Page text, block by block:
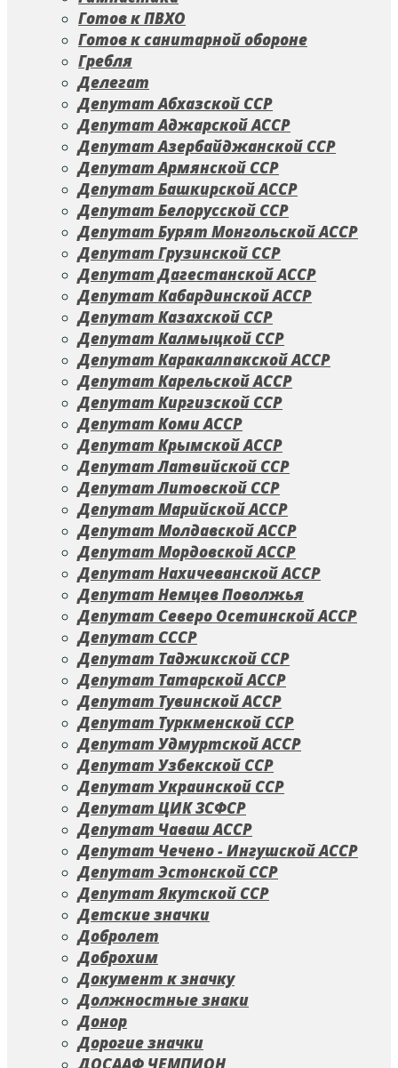
Готов к ПВХО
Готов к санитарной обороне
Гребля
Делегат
Депутат Абхазской ССР
Депутат Аджарской АССР
Депутат Азербайджанской ССР
Депутат Армянской ССР
Депутат Башкирской АССР
Депутат Белорусской ССР
Депутат Бурят Монгольской АССР
Депутат Грузинской ССР
Депутат Дагестанской АССР
Депутат Кабардинской АССР
Депутат Казахской ССР
Депутат Калмыцкой ССР
Депутат Каракалпакской АССР
Депутат Карельской АССР
Депутат Киргизской ССР
Депутат Коми АССР
Депутат Крымской АССР
Депутат Латвийской ССР
Депутат Литовской ССР
Депутат Марийской АССР
Депутат Молдавской АССР
Депутат Мордовской АССР
Депутат Нахичеванской АССР
Депутат Немцев Поволжья
Депутат Северо Осетинской АССР
Депутат СССР
Депутат Таджикской ССР
Депутат Татарской АССР
Депутат Тувинской АССР
Депутат Туркменской ССР
Депутат Удмуртской АССР
Депутат Узбекской ССР
Депутат Украинской ССР
Депутат ЦИК ЗСФСР
Депутат Чаваш АССР
Депутат Чечено - Ингушской АССР
Депутат Эстонской ССР
Депутат Якутской ССР
Детские значки
Добролет
Доброхим
Документ к значку
Должностные знаки
Донор
Дорогие значки